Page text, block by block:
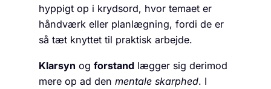
hyppigt op i krydsord, hvor temaet er
håndværk eller planlægning, fordi de er
så tæt knyttet til praktisk arbejde.
Klarsyn og forstand lægger sig derimod
mere op ad den mentale skarphed. I